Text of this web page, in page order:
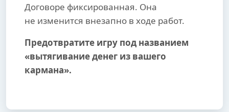
Договоре фиксированная. Она
не изменится внезапно в ходе работ.
Предотвратите игру под названием
«вытягивание денег из вашего
кармана».